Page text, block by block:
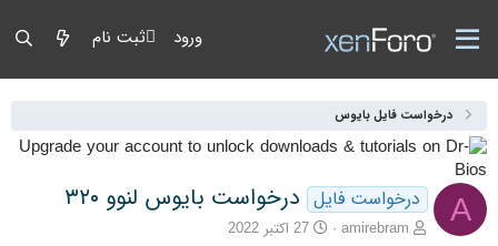
ورود ثبت نام
درخواست فایل بایوس
A درخواست فایل درخواست بایوس لنوو ۳۲۰
آغازگر گفتمان
amirebram تاریخ شروع
27 اکتبر 2022